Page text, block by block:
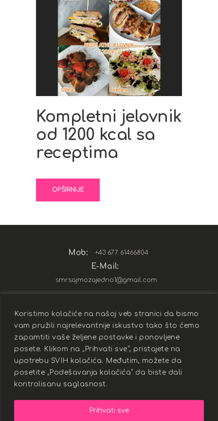
Koristimo kolačiće na našoj veb stranici da bismo
vam pružili najrelevantnije iskustvo tako što ćemo
zapamtiti vaše željene postavke i ponovljene
posete. Klikom na „Prihvati sve“, pristajete na
upotrebu SVIH kolačića. Međutim, možete da
posetite „Podešavanja kolačića“ da biste dali
kontrolisanu saglasnost.
Prihvati sve
Kompletni jelovnik
od 1200 kcal sa
receptima
OPŠIRNIJE
Mob: +43 677 61466804
E-Mail:
smrsajmozajedno1@gmail.com
Sva prava zadržana ©Milica Mitić -
Nutrition coach|Politika privatnosti i
zaštita|